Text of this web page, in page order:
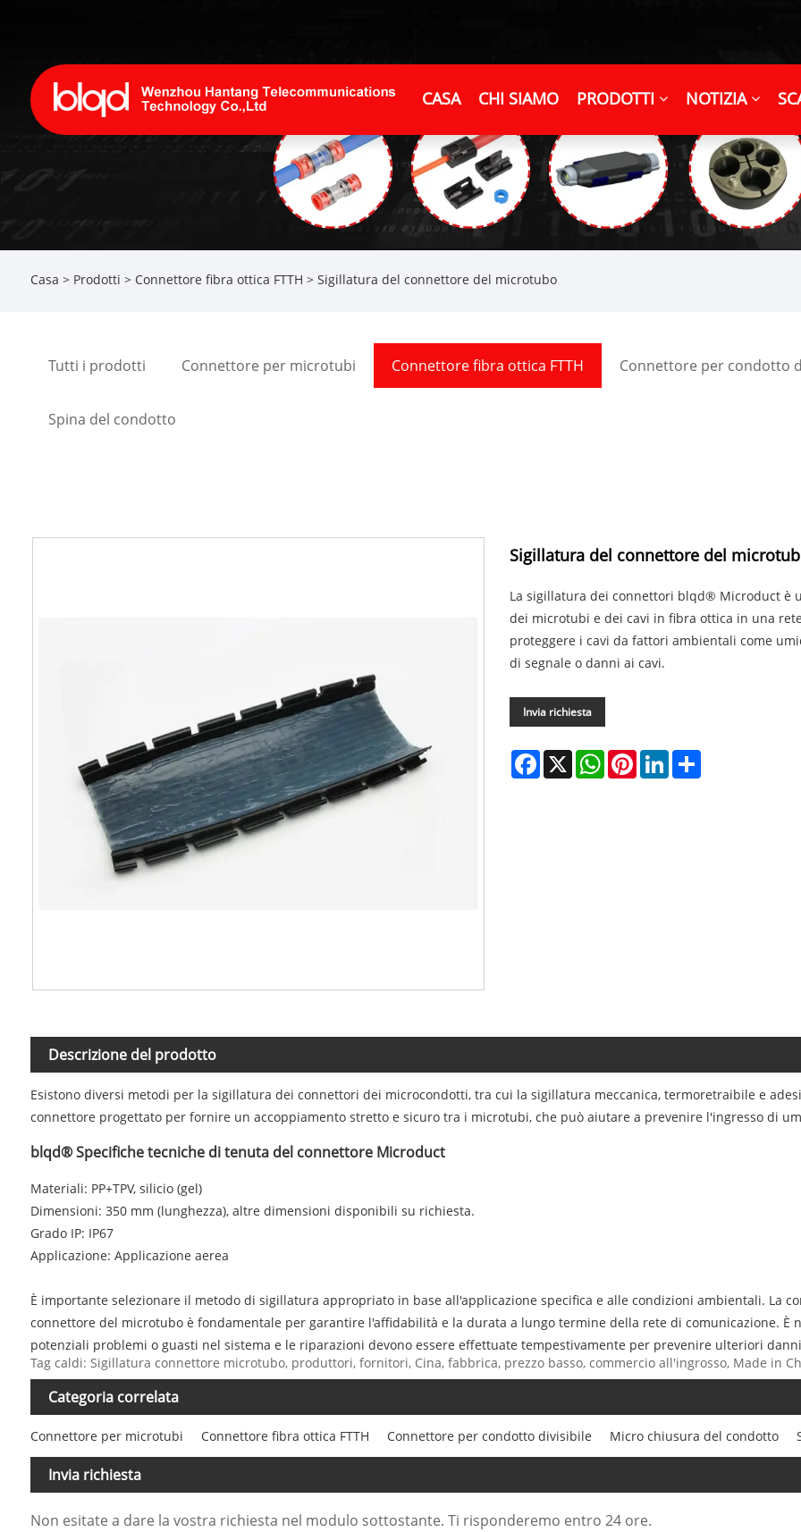
CASA CHI SIAMO PRODOTTI NOTIZIA
Casa > Prodotti > Connettore fibra ottica FTTH > Sigillatura del connettore del microtubo
Tutti i prodotti Connettore per microtubi Connettore fibra ottica FTTH Connettore per condotto
Spina del condotto
Sigillatura del connettore del
La sigillatura dei connettori blqd® Microduct è
dei microtubi e dei cavi in ​​fibra ottica in una
proteggere i cavi da fattori ambientali come
di segnale o danni ai cavi.
Invia richiesta
Facebook
X WhatsAppPinterestLinkedInShare
Descrizione del prodotto
Esistono diversi metodi per la sigillatura dei connettori dei microcondotti, tra cui la sigillatura meccanica, termoretraibile e
connettore progettato per fornire un accoppiamento stretto e sicuro tra i microtubi, che può aiutare a prevenire l'ingresso di
blqd® Specifiche tecniche di tenuta del connettore Microduct
Materiali: PP+TPV, silicio (gel)
Dimensioni: 350 mm (lunghezza), altre dimensioni disponibili su richiesta.
Grado IP: IP67
Applicazione: Applicazione aerea
È importante selezionare il metodo di sigillatura appropriato in base all'applicazione specifica e alle condizioni ambientali. La
connettore del microtubo è fondamentale per garantire l'affidabilità e la durata a lungo termine della rete di comunicazione. È
potenziali problemi o guasti nel sistema e le riparazioni devono essere effettuate tempestivamente per prevenire ulteriori
Tag caldi: Sigillatura connettore microtubo, produttori, fornitori, Cina, fabbrica, prezzo basso, commercio all'ingrosso, Made in
Categoria correlata
Connettore per microtubi Connettore fibra ottica FTTH Connettore per condotto divisibile Micro chiusura del condotto
Invia richiesta
Non esitate a dare la vostra richiesta nel modulo sottostante. Ti risponderemo entro 24 ore.